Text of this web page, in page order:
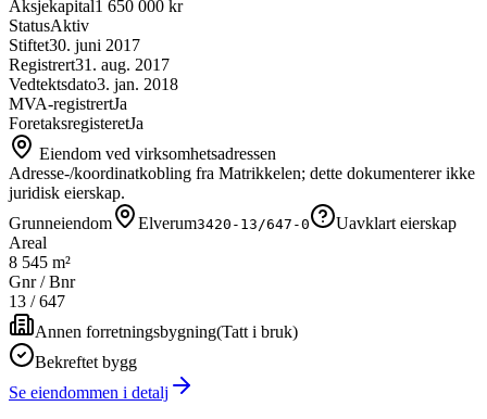
Aksjekapital1 650 000 kr
StatusAktiv
Stiftet30. juni 2017
Registrert31. aug. 2017
Vedtektsdato3. jan. 2018
MVA-registrertJa
ForetaksregisteretJa
Eiendom ved virksomhetsadressen
Adresse-/koordinatkobling fra Matrikkelen; dette dokumenterer ikke
juridisk eierskap.
Grunneiendom
Elverum3420-13/647-0
Uavklart eierskap
Areal
8 545 m²
Gnr / Bnr
13 /647
Annen forretningsbygning(Tatt i bruk)
Bekreftet bygg
Se eiendommen i detalj